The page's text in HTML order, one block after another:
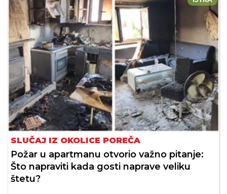
SLUČAJ IZ OKOLICE POREČA
Požar u apartmanu otvorio važno pitanje:
Što napraviti kada gosti naprave veliku
štetu?